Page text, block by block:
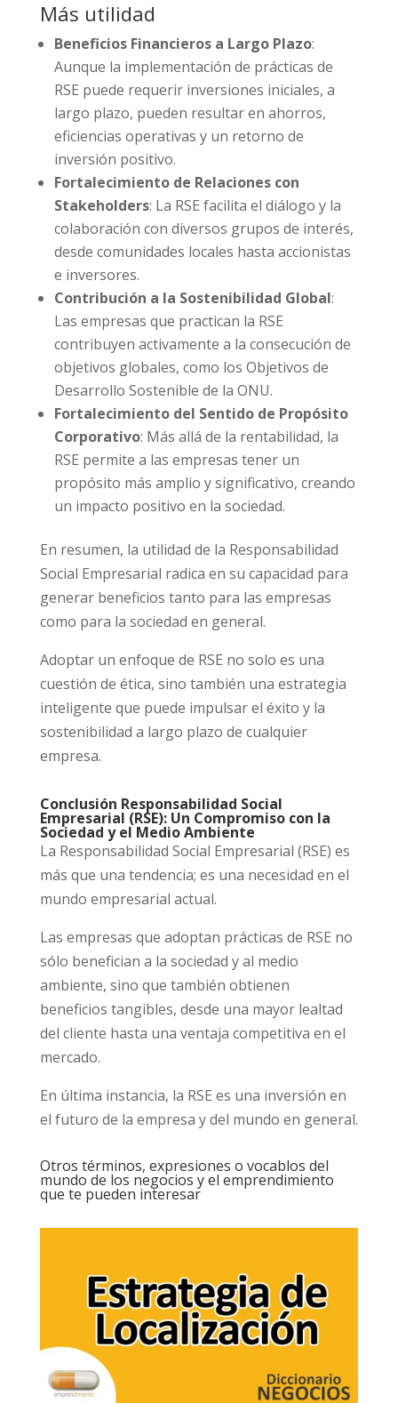
Más utilidad
Beneficios Financieros a Largo Plazo:
Aunque la implementación de prácticas de
RSE puede requerir inversiones iniciales, a
largo plazo, pueden resultar en ahorros,
eficiencias operativas y un retorno de
inversión positivo.
Fortalecimiento de Relaciones con
Stakeholders: La RSE facilita el diálogo y la
colaboración con diversos grupos de interés,
desde comunidades locales hasta accionistas
e inversores.
Contribución a la Sostenibilidad Global:
Las empresas que practican la RSE
contribuyen activamente a la consecución de
objetivos globales, como los Objetivos de
Desarrollo Sostenible de la ONU.
Fortalecimiento del Sentido de Propósito
Corporativo: Más allá de la rentabilidad, la
RSE permite a las empresas tener un
propósito más amplio y significativo, creando
un impacto positivo en la sociedad.
En resumen, la utilidad de la Responsabilidad
Social Empresarial radica en su capacidad para
generar beneficios tanto para las empresas
como para la sociedad en general.
Adoptar un enfoque de RSE no solo es una
cuestión de ética, sino también una estrategia
inteligente que puede impulsar el éxito y la
sostenibilidad a largo plazo de cualquier
empresa.
Conclusión Responsabilidad Social
Empresarial (RSE): Un Compromiso con la
Sociedad y el Medio Ambiente
La Responsabilidad Social Empresarial (RSE) es
más que una tendencia; es una necesidad en el
mundo empresarial actual.
Las empresas que adoptan prácticas de RSE no
sólo benefician a la sociedad y al medio
ambiente, sino que también obtienen
beneficios tangibles, desde una mayor lealtad
del cliente hasta una ventaja competitiva en el
mercado.
En última instancia, la RSE es una inversión en
el futuro de la empresa y del mundo en general.
Otros términos, expresiones o vocablos del
mundo de los negocios y el emprendimiento
que te pueden interesar